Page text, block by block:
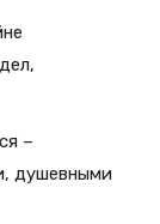
–
душевными